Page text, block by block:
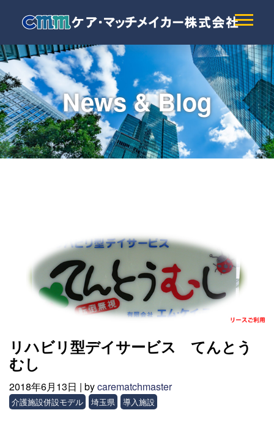
News & Blog
リハビリ型デイサービス てんとう
むし
2018年6月13日 | bycarematchmaster
介護施設併設モデル 埼玉県 導入施設